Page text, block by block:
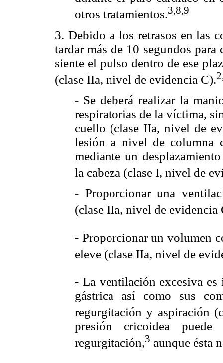
otros tratamientos.3,8,9
3. Debido a los retrasos en las
tardar más de 10 segundos
siente el pulso dentro de ese
(clase IIa, nivel de evidencia C).
- Se deberá realizar la
respiratorias de la víctima,
cuello (clase IIa, nivel de
lesión a nivel de columna
mediante un
la cabeza (clase I, nivel de
- Proporcionar una
(clase IIa, nivel de evidencia
- Proporcionar un volumen
eleve (clase IIa, nivel de
- La ventilación excesiva es
gástrica así como sus
regurgitación y aspiración
presión cricoidea
regurgitación,3 aunque ésta